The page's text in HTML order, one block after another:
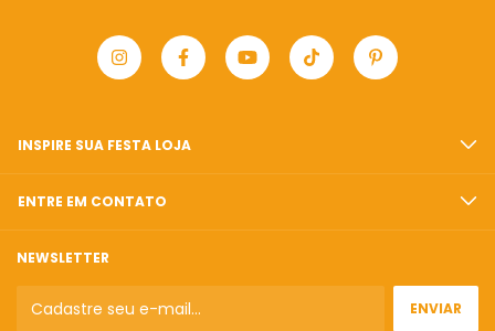
INSPIRE SUA FESTA LOJA
ENTRE EM CONTATO
NEWSLETTER